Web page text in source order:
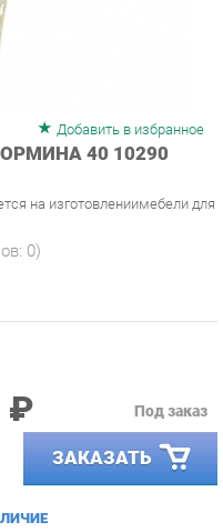
40 10290
на изготовлениимебели для
ЗАКАЗАТЬ